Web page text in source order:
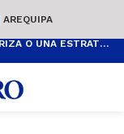
AREQUIPA
MAURICIO ARNILLAS: ¿UNA FIGURA QUE POLARIZA O UNA ESTRATEGIA PARA LLEGAR AL SUR?